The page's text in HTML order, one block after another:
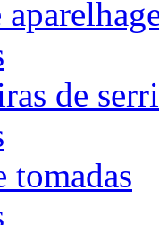
de
tomadas